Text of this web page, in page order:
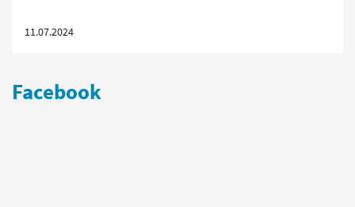
11.07.2024
Facebook